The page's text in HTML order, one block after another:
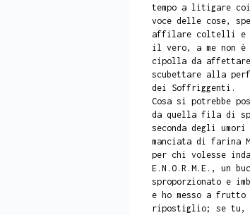
tempo a litigare coi
voce delle cose,
affilare coltelli e
il vero, a me non
cipolla da affettare
scubettare alla
dei Soffriggenti.
Cosa si potrebbe
da quella fila di
seconda degli
manciata di farina
per chi volesse
E.N.O.R.M.E., un
sproporzionato e
e ho messo a
ripostiglio; se tu,